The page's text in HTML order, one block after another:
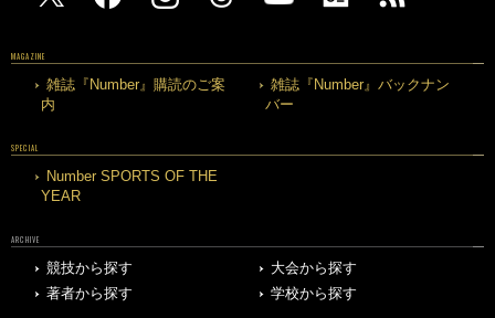
MAGAZINE
雑誌『Number』購読のご案
内
雑誌『Number』バックナン
バー
SPECIAL
Number SPORTS OF THE
YEAR
ARCHIVE
競技から探す
大会から探す
著者から探す
学校から探す